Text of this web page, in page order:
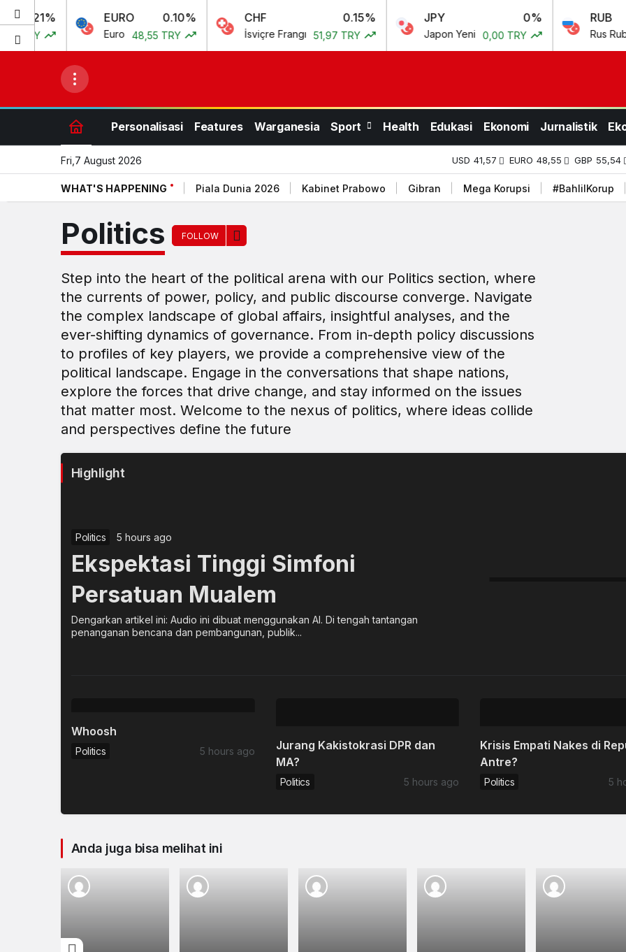
EURO 0.10%
Euro 48,55 TRY
CHF
İsviçre Frangı 51,97 TRY
JPY
Japon Yeni 0,00 TRY
RUB
Rus Rublesi 0,50
Personalisasi Features Warganesia Sport Health Edukasi Ekonomi Jurnalistik
Fri,7 August 2026 USD 41,57 EURO 48,55 GBP 55,54
WHAT'S HAPPENING Piala Dunia 2026 Kabinet Prabowo Gibran Mega Korupsi #BahlilKorup
Politics FOLLOW
Step into the heart of the political arena with our Politics section, where
the currents of power, policy, and public discourse converge. Navigate
the complex landscape of global affairs, insightful analyses, and the
ever-shifting dynamics of governance. From in-depth policy discussions
to profiles of key players, we provide a comprehensive view of the
political landscape. Engage in the conversations that shape nations,
explore the forces that drive change, and stay informed on the issues
that matter most. Welcome to the nexus of politics, where ideas collide
and perspectives define the future
Highlight
Politics 5 hours ago
Ekspektasi Tinggi Simfoni
Persatuan Mualem
Dengarkan artikel ini: Audio ini dibuat menggunakan AI. Di tengah tantangan
penanganan bencana dan pembangunan, publik...
Whoosh
Politics 5 hours ago
Jurang Kakistokrasi DPR dan
MA?
Politics 5 hours ago
Krisis Empati Nakes di
Antre?
Politics 5
Anda juga bisa melihat ini